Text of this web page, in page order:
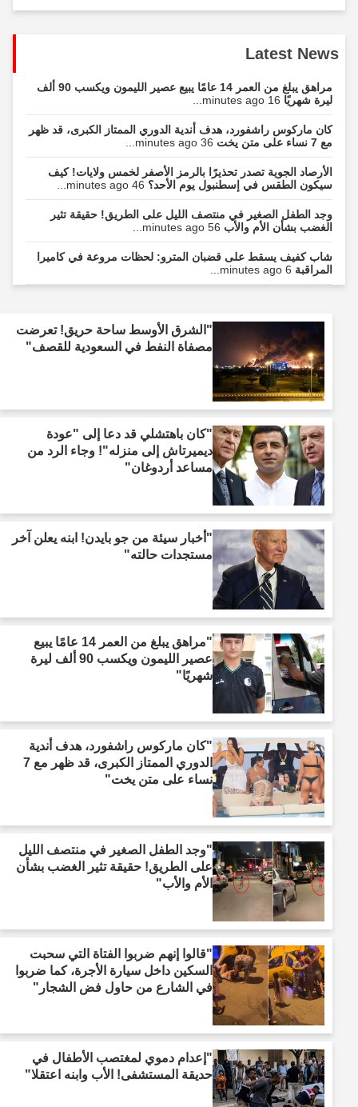
Latest News
مراهق يبلغ من العمر 14 عامًا يبيع عصير الليمون ويكسب 90 ألف
ليرة شهريًا16 minutes ago...
كان ماركوس راشفورد، هدف أندية الدوري الممتاز الكبرى، قد ظهر
مع 7 نساء على متن يخت
36 minutes ago...
الأرصاد الجوية تصدر تحذيرًا بالرمز الأصفر لخمس ولايات! كيف
سيكون الطقس في إسطنبول يوم الأحد؟46 minutes ago...
وجد الطفل الصغير في منتصف الليل على الطريق! حقيقة تثير
الغضب بشأن الأم والأب56 minutes ago...
شاب كفيف يسقط على قضبان المترو: لحظات مروعة في كاميرا
المراقبة6 minutes ago...
"الشرق الأوسط ساحة حريق! تعرضت
مصفاة النفط في السعودية للقصف"
"كان باهتشلي قد دعا إلى "عودة
ديميرتاش إلى منزله"! وجاء الرد من
مساعد أردوغان"
"أخبار سيئة من جو بايدن! ابنه يعلن آخر
مستجدات حالته"
"مراهق يبلغ من العمر 14 عامًا يبيع
عصير الليمون ويكسب 90 ألف ليرة
شهريًا"
"كان ماركوس راشفورد، هدف أندية
الدوري الممتاز الكبرى، قد ظهر مع 7
نساء على متن يخت"
"وجد الطفل الصغير في منتصف الليل
على الطريق! حقيقة تثير الغضب بشأن
الأم والأب"
"قالوا إنهم ضربوا الفتاة التي سحبت
السكين داخل سيارة الأجرة، كما ضربوا
في الشارع من حاول فض الشجار"
"إعدام دموي لمغتصب الأطفال في
حديقة المستشفى! الأب وابنه اعتقلا"